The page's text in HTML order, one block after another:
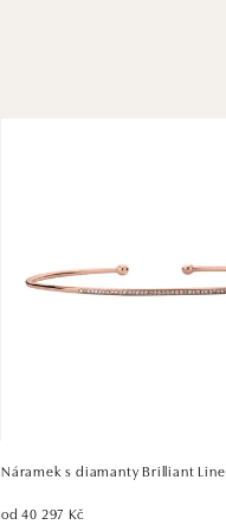
Náramek s diamanty Brilliant Line
od 40 297 Kč